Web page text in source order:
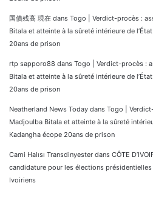
国債残高 現在 dans Togo | Verdict-procès :
Bitala et atteinte à la sûreté intérieure de
20ans de prison
rtp sapporo88 dans Togo | Verdict-procès :
Bitala et atteinte à la sûreté intérieure de
20ans de prison
Neatherland News Today dans Togo |
Madjoulba Bitala et atteinte à la sûreté
Kadangha écope 20ans de prison
Cami Halısı Transdinyester dans CÔTE
candidature pour les élections
Ivoiriens